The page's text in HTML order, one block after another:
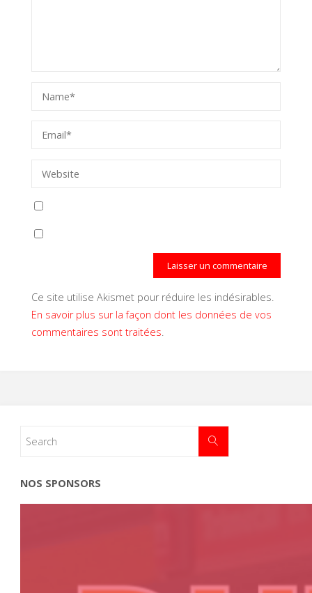
Ce site utilise Akismet pour réduire les indésirables.
En savoir plus sur la façon dont les données de vos
commentaires sont traitées
NOS SPONSORS